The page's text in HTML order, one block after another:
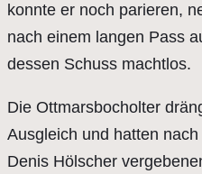
konnte er noch parieren,
nach einem langen Pass
dessen Schuss machtlos.
Die Ottmarsbocholter
Ausgleich und hatten
Denis Hölscher